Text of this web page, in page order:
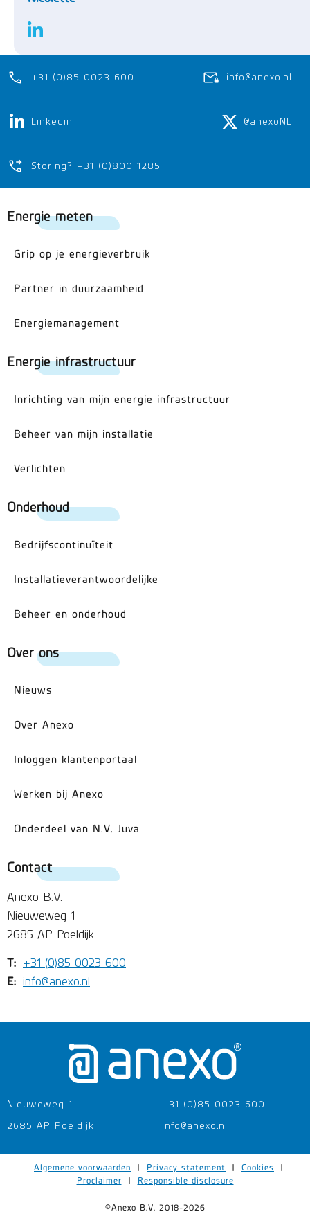
+31 (0)85 0023 600 info@anexo.nl
Linkedin @anexoNL
Storing? +31 (0)800 1285
Energie meten
Grip op je energieverbruik
Partner in duurzaamheid
Energiemanagement
Energie infrastructuur
Inrichting van mijn energie infrastructuur
Beheer van mijn installatie
Verlichten
Onderhoud
Bedrijfscontinuïteit
Installatieverantwoordelijke
Beheer en onderhoud
Over ons
Nieuws
Over Anexo
Inloggen klantenportaal
Werken bij Anexo
Onderdeel van N.V. Juva
Contact
Anexo B.V.
Nieuweweg 1
2685 AP Poeldijk
T: +31 (0)85 0023 600
E: info@anexo.nl
Nieuweweg 1
2685 AP Poeldijk
+31 (0)85 0023 600
info@anexo.nl
©Anexo B.V. 2018-2026
Algemene voorwaarden | Privacy statement | Cookies
|
Proclaimer
| Responsible disclosure